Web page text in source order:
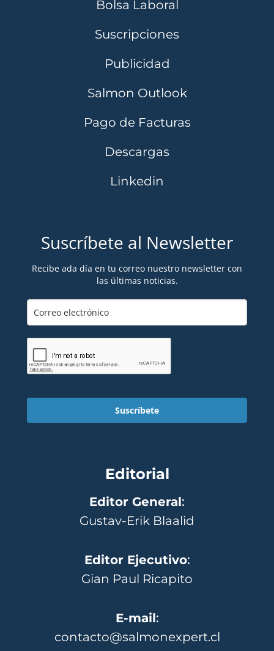
Bolsa Laboral
Suscripciones
Publicidad
Salmon Outlook
Pago de Facturas
Descargas
Linkedin
Suscríbete al Newsletter
Recibe ada día en tu correo nuestro newsletter con
las últimas noticias.
Suscríbete
Editorial
Editor General:
Gustav-Erik Blaalid
Editor Ejecutivo:
Gian Paul Ricapito
E-mail:
contacto@salmonexpert.cl